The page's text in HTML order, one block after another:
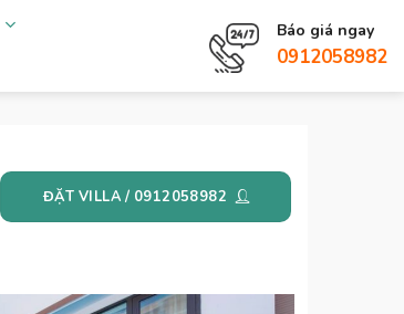
Báo giá ngay
0912058982
ĐẶT VILLA / 0912058982